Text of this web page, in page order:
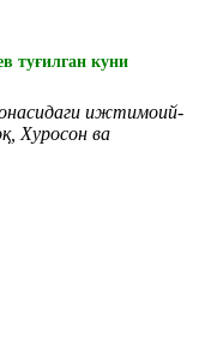
туғилган куни
ижтимоий-
Хуросон ва